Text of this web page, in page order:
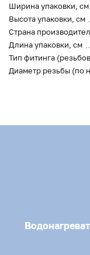
Ширина упаковки, см
Высота упаковки, см
Страна
Длина упаковки, см
Тип фитинга
Диаметр резьбы (по